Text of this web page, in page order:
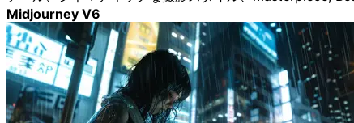
Midjourney V6